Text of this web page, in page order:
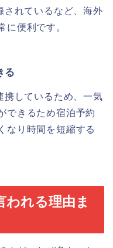
されているなど、海外
に便利です。
る
携しているため、一気
できるため宿泊予約
なり時間を短縮する
われる理由ま